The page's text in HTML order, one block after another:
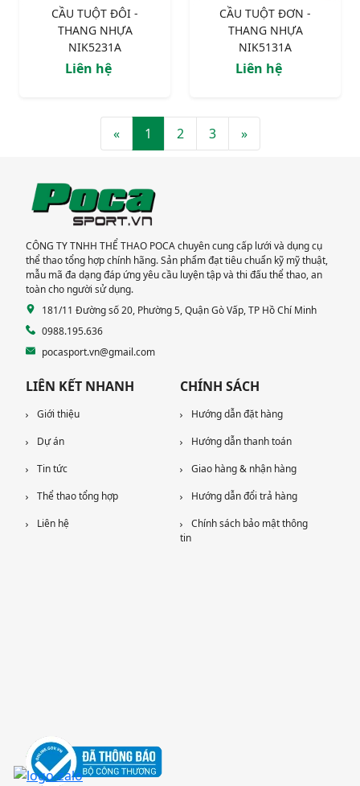
CẦU TUỘT ĐÔI -
THANG NHỰA
NIK5231A
Liên hệ
CẦU TUỘT ĐƠN -
THANG NHỰA
NIK5131A
Liên hệ
« 1 2 3 »
CÔNG TY TNHH THỂ THAO POCA chuyên cung cấp lưới và dụng cụ
thể thao tổng hợp chính hãng. Sản phẩm đạt tiêu chuẩn kỹ mỹ thuật,
mẫu mã đa dạng đáp ứng yêu cầu luyện tập và thi đấu thể thao, an
toàn cho người sử dụng.
181/11 Đường số 20, Phường 5, Quận Gò Vấp, TP Hồ Chí Minh
0988.195.636
pocasport.vn@gmail.com
LIÊN KẾT NHANH
Giới thiệu
Dự án
Tin tức
Thể thao tổng hợp
Liên hệ
CHÍNH SÁCH
Hướng dẫn đặt hàng
Hướng dẫn thanh toán
Giao hàng & nhận hàng
Hướng dẫn đổi trả hàng
Chính sách bảo mật thông
tin